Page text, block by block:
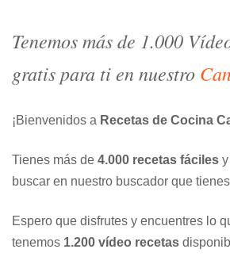
Tenemos más de 1.000
gratis para ti en nuestro
¡Bienvenidos a Recetas de Cocina
Tienes más de 4.000 recetas fáciles
buscar en nuestro buscador que
Espero que disfrutes y encuentres lo
tenemos 1.200 vídeo recetas